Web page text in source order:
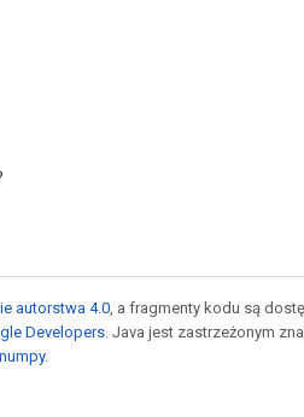
autorstwa 4.0 , a fragmenty kodu są
Developers . Java jest zastrzeżonym
.